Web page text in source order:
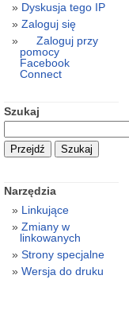
Dyskusja tego IP
Zaloguj się
Zaloguj przy
pomocy
Facebook
Connect
Szukaj
Narzędzia
Linkujące
Zmiany w
linkowanych
Strony specjalne
Wersja do druku